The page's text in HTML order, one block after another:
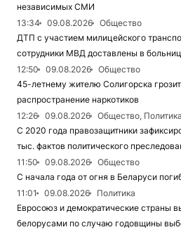
независимых СМИ
13:34
09.08.2026
Общество
ДТП с участием милицейского
сотрудники МВД доставлены в
12:50
09.08.2026
Общество
45-летнему жителю Солигорска
распространение наркотиков
12:26
09.08.2026
Общество, Политика
С 2020 года правозащитники
тыс. фактов политического
11:50
09.08.2026
Общество
С начала года от огня в Беларуси
11:01
09.08.2026
Политика
Евросоюз и демократические страны
белорусами по случаю годовщины